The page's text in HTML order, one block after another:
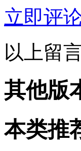
立即评
以上留
其他版
本类推